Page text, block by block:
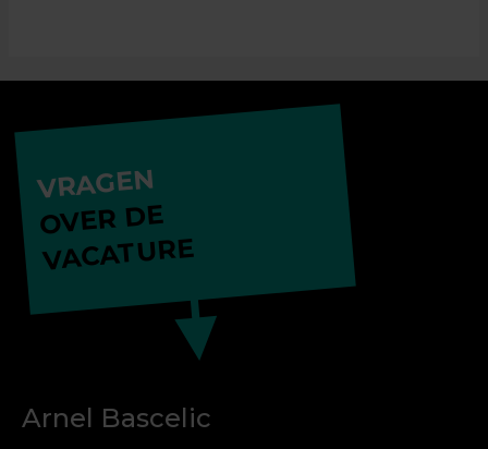
VRAGEN
OVER DE
VACATURE
Arnel Bascelic